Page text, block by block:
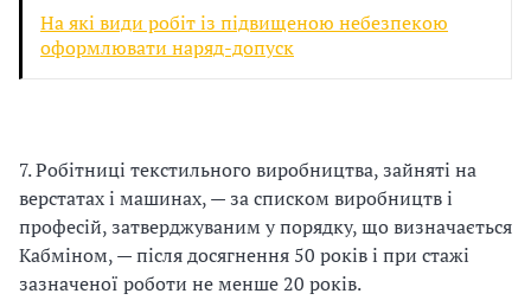
На які види робіт із підвищеною небезпекою
оформлювати наряд-допуск
7. Робітниці текстильного виробництва, зайняті на
верстатах і машинах, — за списком виробництв і
професій, затверджуваним у порядку, що визначається
Кабміном, — після досягнення 50 років і при стажі
зазначеної роботи не менше 20 років.